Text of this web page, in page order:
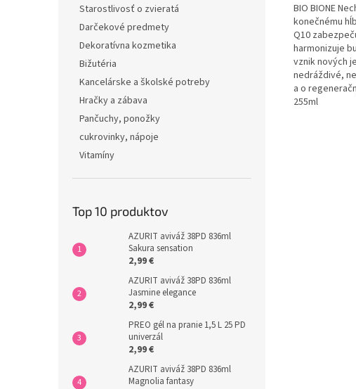
Starostlivosť o zvieratá
Darčekové predmety
Dekoratívna kozmetika
Bižutéria
Kancelárske a školské potreby
Hračky a zábava
Pančuchy, ponožky
cukrovinky, nápoje
Vitamíny
Top 10 produktov
AZURIT aviváž 38PD 836ml
Sakura sensation
2,99 €
AZURIT aviváž 38PD 836ml
Jasmine elegance
2,99 €
PREO gél na pranie 1,5 L 25 PD
univerzál
2,99 €
AZURIT aviváž 38PD 836ml
Magnolia fantasy
BIO BIONE
konečnému
Q10
harmonizuje
vznik nových
nedráždivé,
a o
255ml